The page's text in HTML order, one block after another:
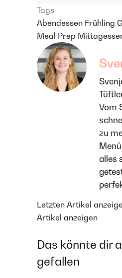
Tags
Abendessen Frühling
Meal Prep
Vom
zu
alles
Letzten Artikel
Artikel anzeigen
Das könnte dir
gefallen